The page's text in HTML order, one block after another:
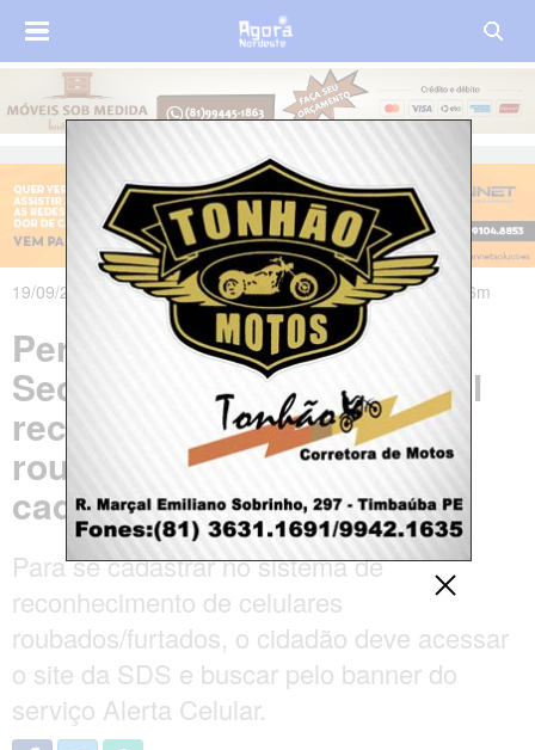
19/09/2017 às 17h50m - Atualizado em 20/09/2017 às 09h06m
Pernambuco: Serviço da
Secretaria de Defesa Social
recupera 35 celulares
roubados; saiba como se
cadastrar
Para se cadastrar no sistema de
reconhecimento de celulares
roubados/furtados, o cidadão deve acessar
o site da SDS e buscar pelo banner do
serviço Alerta Celular.